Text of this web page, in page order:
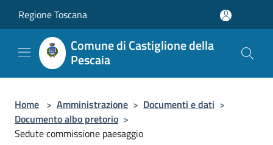
Regione Toscana
Comune di Castiglione della
Pescaia
Home > Amministrazione > Documenti e dati >
Documento albo pretorio >
Sedute commissione paesaggio